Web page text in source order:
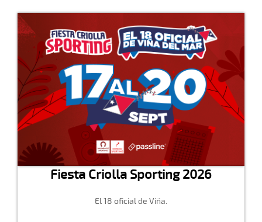
Fiesta Criolla Sporting 2026
El 18 oficial de Viña.